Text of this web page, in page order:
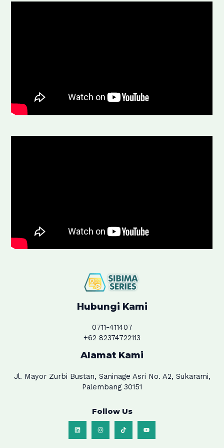
Hubungi Kami
0711-411407
+62 82374722113
Alamat Kami
Jl. Mayor Zurbi Bustan, Saninage Asri No. A2, Sukarami,
Palembang 30151
Follow Us